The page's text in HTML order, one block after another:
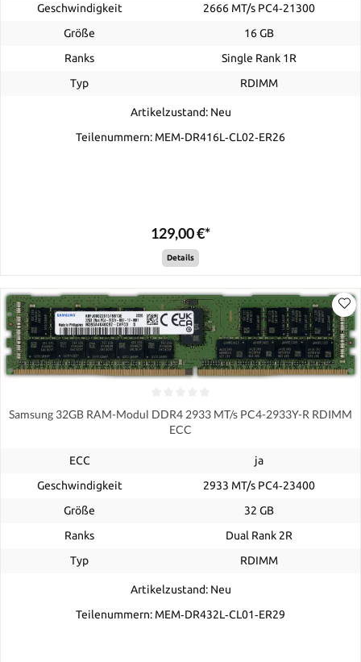
Geschwindigkeit
2666 MT/s PC4‑21300
Größe
16 GB
Ranks
Single Rank 1R
Typ
RDIMM
Artikelzustand: Neu
Teilenummern: MEM‐DR416L‐CL02‐ER26
129,00 €*
Details
Samsung 32GB RAM-Modul DDR4 2933 MT/s PC4-2933Y-R RDIMM
ECC
ECC
ja
Geschwindigkeit
2933 MT/s PC4‑23400
Größe
32 GB
Ranks
Dual Rank 2R
Typ
RDIMM
Artikelzustand: Neu
Teilenummern: MEM‐DR432L‐CL01‐ER29